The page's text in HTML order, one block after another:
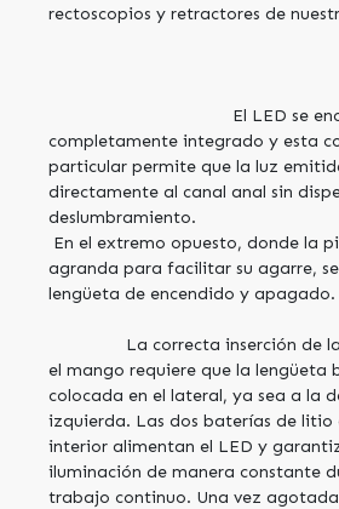
rectoscopios y retractores de
El LED se
completamente integrado y esta
particular permite que la luz
directamente al canal anal sin
En el extremo opuesto, donde la
agranda para facilitar su agarre,
lengüeta de encendido
La correcta inserción de la
el mango requiere que la lengüeta
colocada en el lateral, ya sea a la
izquierda. Las dos baterías de litio
interior alimentan el LED y
iluminación de manera constante
trabajo continuo. Una vez